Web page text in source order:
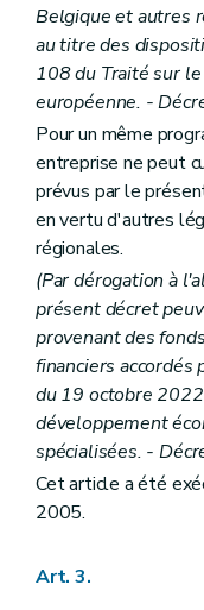
Belgique et autres
au titre des
108 du Traité sur
européenne. -
Pour un même
entreprise ne peut
prévus par le
en vertu d'autres
régionales.
(Par dérogation à
présent décret
provenant des
financiers accordés
du 19 octobre
développement
spécialisées. -
Cet article a été
2005.
Art. 3.